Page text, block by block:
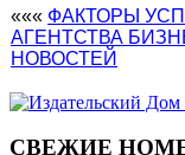
««« ФАКТОРЫ
АГЕНТСТВА
НОВОСТЕЙ
СВЕЖИЕ